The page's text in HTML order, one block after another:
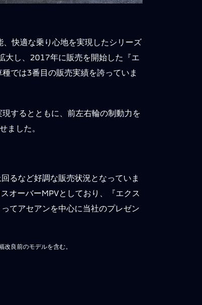
、快適な乗り心地を実現したシリーズ
大し、2017年に販売を開始した『エ
では3番目の販売実績を誇っていま
するとともに、前左右輪の制動力を
ました。
るなど好調な販売状況となっていま
オーバーMPVとしており、『エクス
てアセアンを中心に当社のプレゼン
良前のモデルを含む。